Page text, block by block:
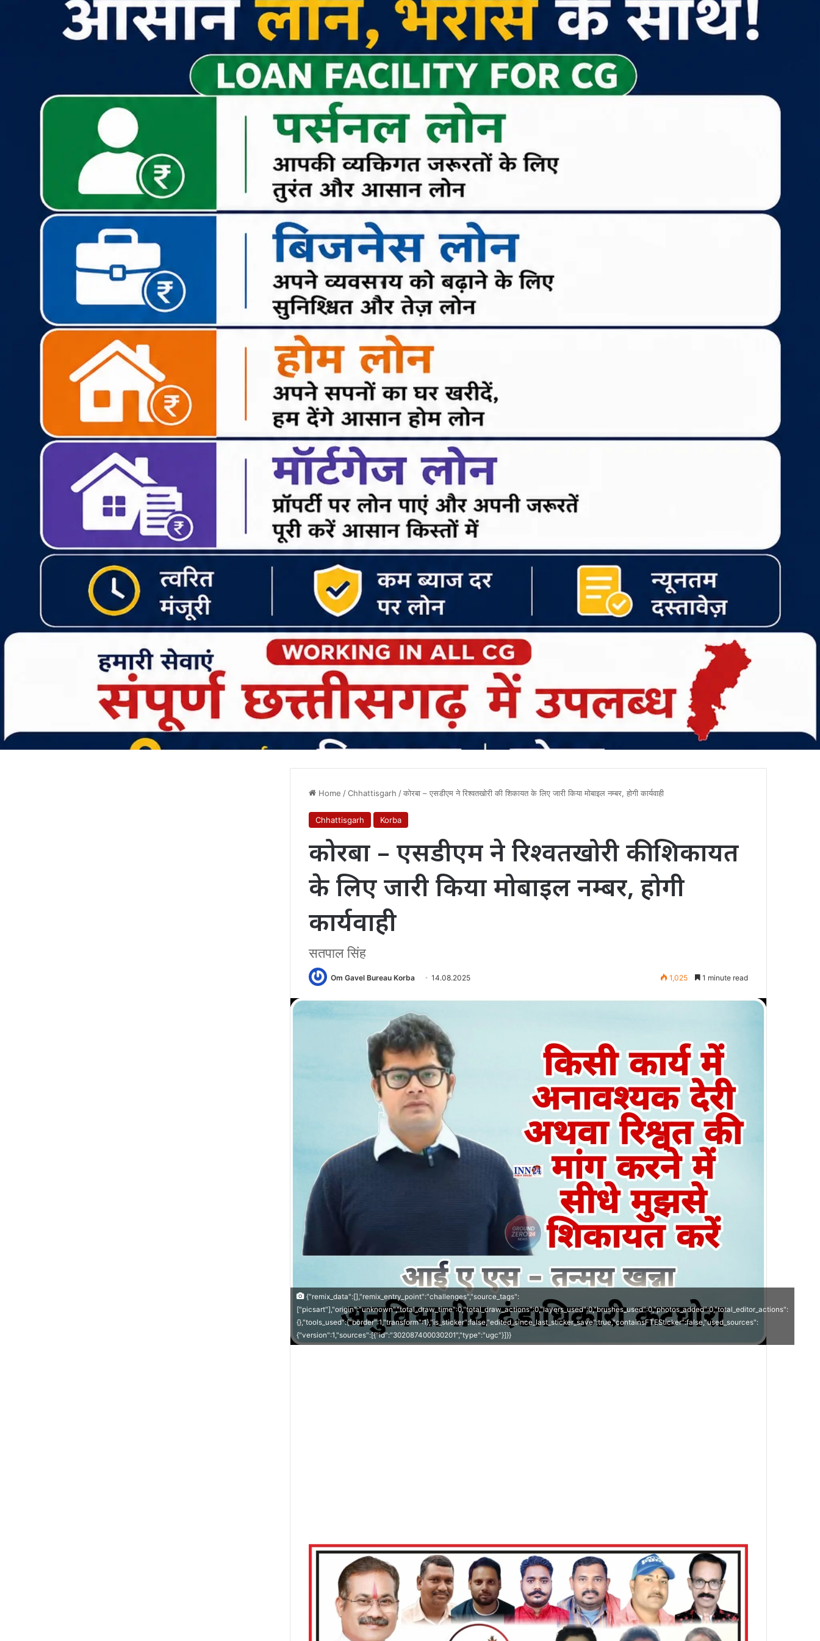
Home /Chhattisgarh /कोरबा – एसडीएम ने रिश्वतखोरी की शिकायत के लिए जारी किया मोबाइल नम्बर, होगी कार्यवाही
Chhattisgarh Korba
कोरबा – एसडीएम ने रिश्वतखोरी की शिकायत
के लिए जारी किया मोबाइल नम्बर, होगी
कार्यवाही
सतपाल सिंह
Om Gavel Bureau Korba 14.08.2025 1,025 1 minute read
{"remix_data":[],"remix_entry_point":"challenges","source_tags":
["picsart"],"origin":"unknown","total_draw_time":0,"total_draw_actions":0,"layers_used":0,"brushes_used":0,"photos_added":0,"total_editor_actions":
{},"tools_used":{"border":1,"transform":1},"is_sticker":false,"edited_since_last_sticker_save":true,"containsFTESticker":false,"used_sources":
{"version":1,"sources":[{"id":"302087400030201","type":"ugc"}]}}